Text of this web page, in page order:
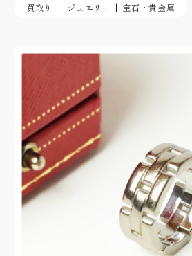
買取り ジュエリー 宝石・貴金属